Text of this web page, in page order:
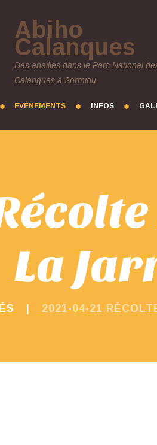
Abiho
Calanques
Des abeilles dans le Parc National
Calanques à Sormiou
EVÉNEMENTS INFOS
La
2021-04-21